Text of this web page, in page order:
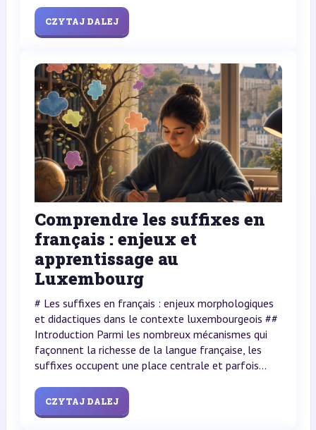
CZYTAJ DALEJ
Comprendre les suffixes en
français : enjeux et
apprentissage au
Luxembourg
# Les suffixes en français : enjeux morphologiques
et didactiques dans le contexte luxembourgeois ##
Introduction Parmi les nombreux mécanismes qui
façonnent la richesse de la langue française, les
suffixes occupent une place centrale et parfois...
CZYTAJ DALEJ